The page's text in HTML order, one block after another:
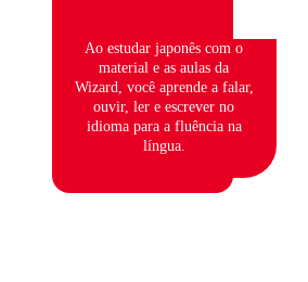
Ao estudar japonês com o
material e as aulas da
Wizard, você aprende a falar,
ouvir, ler e escrever no
idioma para a fluência na
língua.